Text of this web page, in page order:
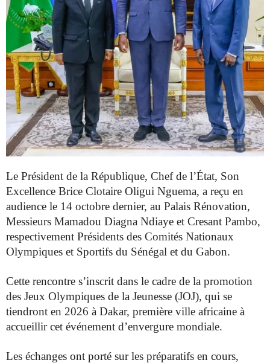
Le Président de la République, Chef de l’État, Son
Excellence Brice Clotaire Oligui Nguema, a reçu en
audience le 14 octobre dernier, au Palais Rénovation,
Messieurs Mamadou Diagna Ndiaye et Cresant Pambo,
respectivement Présidents des Comités Nationaux
Olympiques et Sportifs du Sénégal et du Gabon.
Cette rencontre s’inscrit dans le cadre de la promotion
des Jeux Olympiques de la Jeunesse (JOJ), qui se
tiendront en 2026 à Dakar, première ville africaine à
accueillir cet événement d’envergure mondiale.
Les échanges ont porté sur les préparatifs en cours,